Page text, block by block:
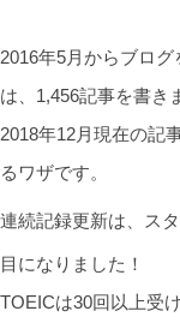
2016年5月からブロ
は、1,456記事を書き
2018年12月現在の記
るワザです。
連続記録更新は、ス
目になりました！
TOEICは30回以上受